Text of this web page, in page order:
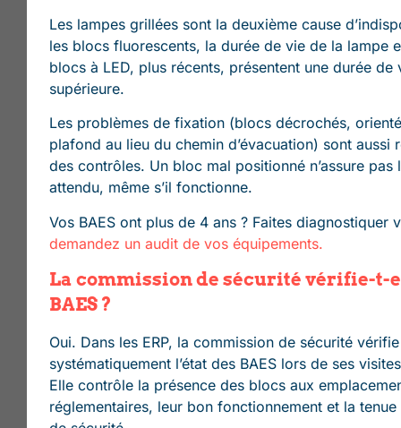
Les lampes grillées sont la deuxième cause
les blocs fluorescents, la durée de vie de la lampe
blocs à LED, plus récents, présentent une durée de
supérieure.
Les problèmes de fixation (blocs décrochés,
plafond au lieu du chemin d’évacuation) sont aussi
des contrôles. Un bloc mal positionné n’assure pas
attendu, même s’il fonctionne.
Vos BAES ont plus de 4 ans ? Faites diagnostiquer
demandez un audit de vos équipements.
La commission de sécurité vérifie-t-
BAES ?
Oui. Dans les ERP, la commission de sécurité vérifie
systématiquement l’état des BAES lors de ses
Elle contrôle la présence des blocs aux
réglementaires, leur bon fonctionnement et la